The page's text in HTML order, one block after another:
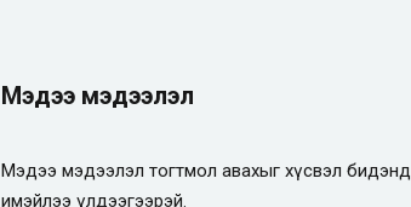
Мэдээ мэдээлэл
Мэдээ мэдээлэл тогтмол авахыг хүсвэл бидэнд
имэйлээ үлдээгээрэй.